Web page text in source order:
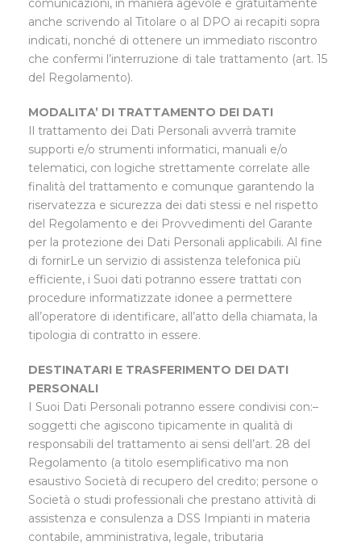
comunicazioni, in maniera agevole e gratuitamente
anche scrivendo al Titolare o al DPO ai recapiti sopra
indicati, nonché di ottenere un immediato riscontro
che confermi l’interruzione di tale trattamento (art. 15
del Regolamento).
MODALITA’ DI TRATTAMENTO DEI DATI
Il trattamento dei Dati Personali avverrà tramite
supporti e/o strumenti informatici, manuali e/o
telematici, con logiche strettamente correlate alle
finalità del trattamento e comunque garantendo la
riservatezza e sicurezza dei dati stessi e nel rispetto
del Regolamento e dei Provvedimenti del Garante
per la protezione dei Dati Personali applicabili. Al fine
di fornirLe un servizio di assistenza telefonica più
efficiente, i Suoi dati potranno essere trattati con
procedure informatizzate idonee a permettere
all’operatore di identificare, all’atto della chiamata, la
tipologia di contratto in essere.
DESTINATARI E TRASFERIMENTO DEI DATI
PERSONALI
I Suoi Dati Personali potranno essere condivisi con:–
soggetti che agiscono tipicamente in qualità di
responsabili del trattamento ai sensi dell’art. 28 del
Regolamento (a titolo esemplificativo ma non
esaustivo Società di recupero del credito; persone o
Società o studi professionali che prestano attività di
assistenza e consulenza a DSS Impianti in materia
contabile, amministrativa, legale, tributaria